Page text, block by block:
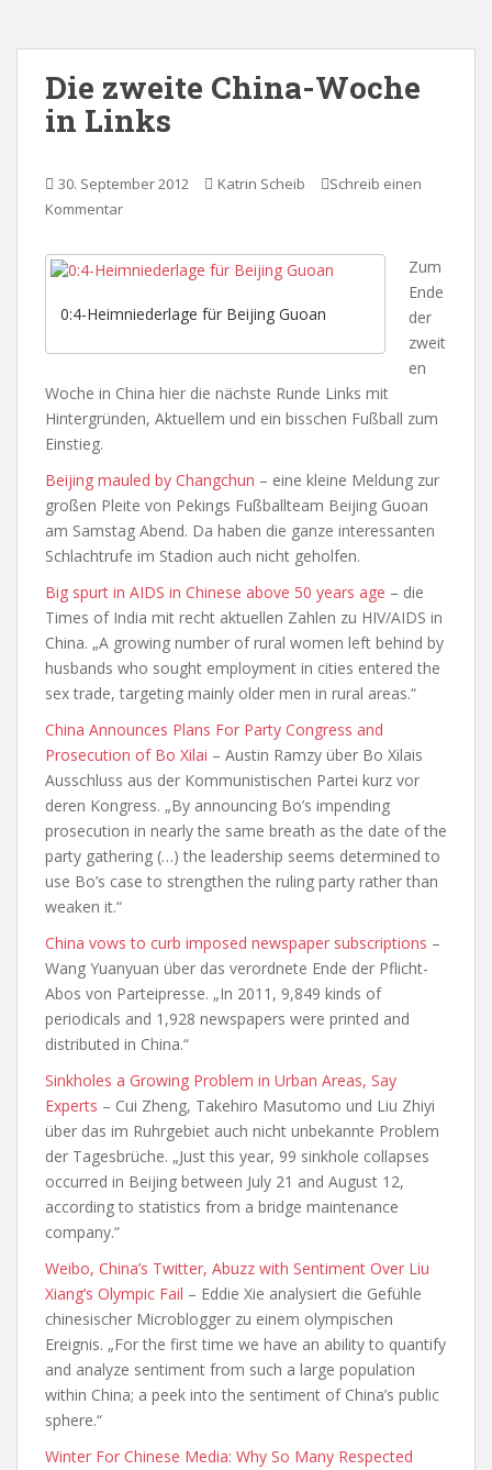
Die zweite China-Woche
in Links
30. September 2012 Katrin Scheib
Schreib einen
Kommentar
0:4-Heimniederlage für Beijing Guoan
Zum
Ende
der
zweit
en
Woche in China hier die nächste Runde Links mit
Hintergründen, Aktuellem und ein bisschen Fußball zum
Einstieg.
Beijing mauled by Changchun – eine kleine Meldung zur
großen Pleite von Pekings Fußballteam Beijing Guoan
am Samstag Abend. Da haben die ganze interessanten
Schlachtrufe im Stadion auch nicht geholfen.
Big spurt in AIDS in Chinese above 50 years age – die
Times of India mit recht aktuellen Zahlen zu HIV/AIDS in
China. „A growing number of rural women left behind by
husbands who sought employment in cities entered the
sex trade, targeting mainly older men in rural areas.“
China Announces Plans For Party Congress and
Prosecution of Bo Xilai – Austin Ramzy über Bo Xilais
Ausschluss aus der Kommunistischen Partei kurz vor
deren Kongress. „By announcing Bo’s impending
prosecution in nearly the same breath as the date of the
party gathering (…) the leadership seems determined to
use Bo’s case to strengthen the ruling party rather than
weaken it.“
China vows to curb imposed newspaper subscriptions –
Wang Yuanyuan über das verordnete Ende der Pflicht-
Abos von Parteipresse. „In 2011, 9,849 kinds of
periodicals and 1,928 newspapers were printed and
distributed in China.“
Sinkholes a Growing Problem in Urban Areas, Say
Experts – Cui Zheng, Takehiro Masutomo und Liu Zhiyi
über das im Ruhrgebiet auch nicht unbekannte Problem
der Tagesbrüche. „Just this year, 99 sinkhole collapses
occurred in Beijing between July 21 and August 12,
according to statistics from a bridge maintenance
company.“
Weibo, China’s Twitter, Abuzz with Sentiment Over Liu
Xiang’s Olympic Fail – Eddie Xie analysiert die Gefühle
chinesischer Microblogger zu einem olympischen
Ereignis. „For the first time we have an ability to quantify
and analyze sentiment from such a large population
within China; a peek into the sentiment of China’s public
sphere.“
Winter For Chinese Media: Why So Many Respected